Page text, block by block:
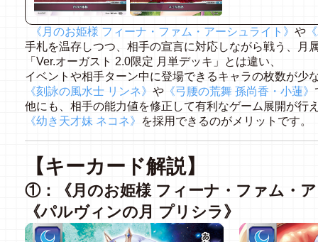
《月のお姫様 フィーナ・ファム・アーシュライト》 や
手札を温存しつつ、相手の宣言に対応しながら戦う、月
「Ver.オーガスト 2.0限定 月単デッキ」とは違い、
イベントや相手ターン中に登場できるキャラの枚数が少
《刻詠の風水士 リンネ》 や 《弓腰の荒舞 孫尚香・小蓮》
他にも、相手の能力値を修正して有利なゲーム展開が行
《幼き天才妹 ネコネ》
を採用できるのがメリットです。
【キーカード解説】
①：《月のお姫様 フィーナ・ファム・
《パルヴィンの月 プリシラ》